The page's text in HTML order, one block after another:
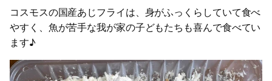
コスモスの国産あじフライは、身がふっくらしていて食べ
やすく、魚が苦手な我が家の子どもたちも喜んで食べてい
ます♪